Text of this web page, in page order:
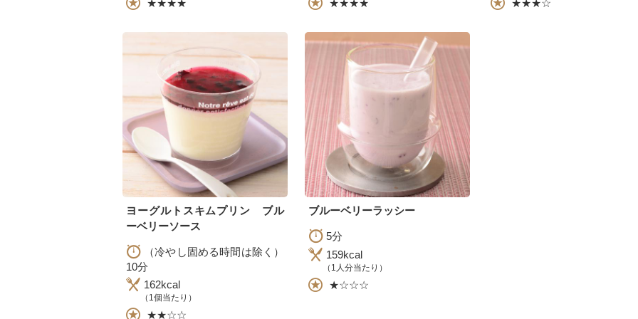
★★★★ ★★★★ ★★★☆
ヨーグルトスキムプリン ブル
ーベリーソース
（冷やし固める時間は除く）
10分
162kcal
（1個当たり）
★★☆☆
ブルーベリーラッシー
5分
159kcal
（1人分当たり）
★☆☆☆